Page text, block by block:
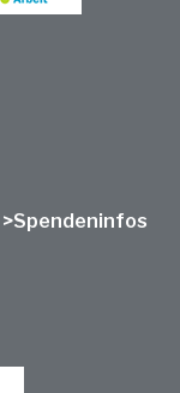
>Spendeninfos